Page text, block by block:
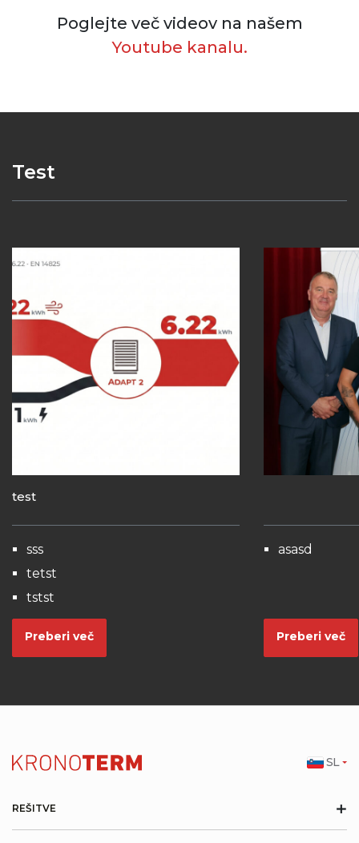
Poglejte več videov na našem
Youtube kanalu.
Test
test
sss
tetst
tstst
Preberi več
asasd
Preberi več
REŠITVE +
SL